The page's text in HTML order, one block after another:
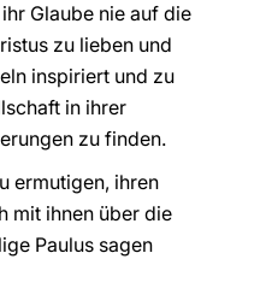
Glaube nie auf die
zu lieben und
inspiriert und zu
in ihrer
zu finden.
ermutigen, ihren
mit ihnen über die
Paulus sagen